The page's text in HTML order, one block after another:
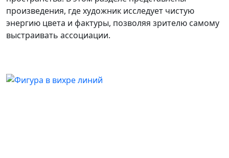
произведения, где художник исследует чистую
энергию цвета и фактуры, позволяя зрителю самому
выстраивать ассоциации.